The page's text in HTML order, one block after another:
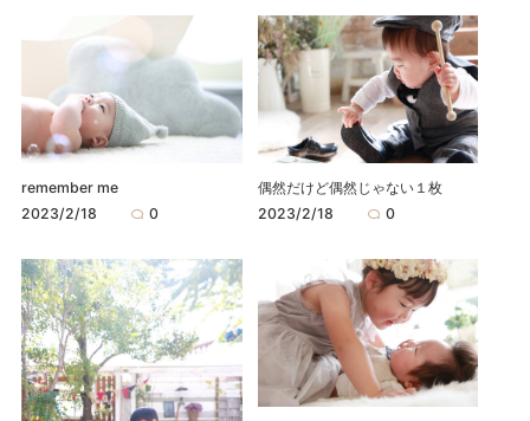
remember me
2023/2/18
0
偶然だけど偶然じゃない１枚
2023/2/18
0